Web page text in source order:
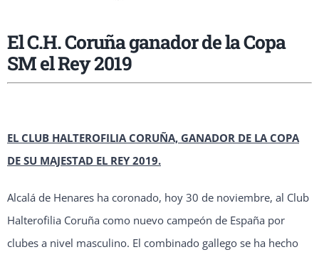
El C.H. Coruña ganador de la Copa
SM el Rey 2019
EL CLUB HALTEROFILIA CORUÑA, GANADOR DE LA COPA
DE SU MAJESTAD EL REY 2019.
Alcalá de Henares ha coronado, hoy 30 de noviembre, al Club
Halterofilia Coruña como nuevo campeón de España por
clubes a nivel masculino. El combinado gallego se ha hecho